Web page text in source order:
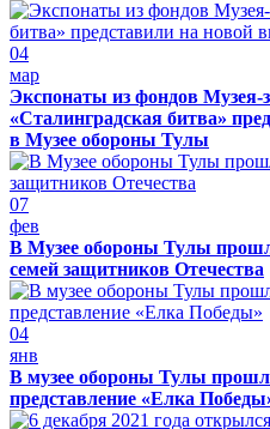
04
мар
Экспонаты из фондов Музея-
«Сталинградская битва»
в Музее обороны Тулы
07
фев
В Музее обороны Тулы
семей защитников Отечества
04
янв
В музее обороны Тулы
представление «Елка